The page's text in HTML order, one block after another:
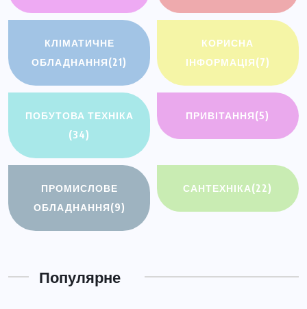
КЛІМАТИЧНЕ
ОБЛАДНАННЯ(21)
КОРИСНА
ІНФОРМАЦІЯ(7)
ПОБУТОВА ТЕХНІКА
(34)
ПРИВІТАННЯ(5)
ПРОМИСЛОВЕ
ОБЛАДНАННЯ(9)
САНТЕХНІКА(22)
Популярне